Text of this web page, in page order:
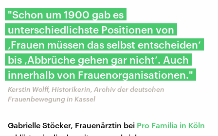
"Schon um 1900 gab es
unterschiedlichste Positionen von
‚Frauen müssen das selbst entscheiden‘
bis ‚Abbrüche gehen gar nicht‘. Auch
innerhalb von Frauenorganisationen."
Kerstin Wolff, Historikerin, Archiv der deutschen
Frauenbewegung in Kassel
Gabrielle Stöcker, Frauenärztin bei Pro Familia in Köln